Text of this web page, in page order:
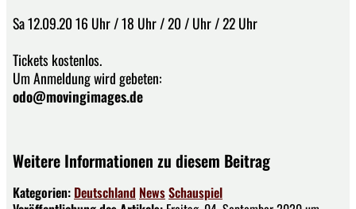
Sa 12.09.20 16 Uhr / 18 Uhr / 20 / Uhr / 22 Uhr
Tickets kostenlos.
Um Anmeldung wird gebeten:
odo@movingimages.de
Weitere Informationen zu diesem Beitrag
Kategorien: Deutschland NewsSchauspiel